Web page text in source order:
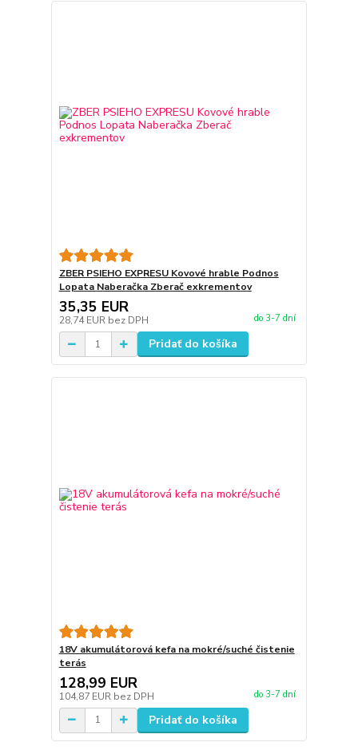
ZBER PSIEHO EXPRESU Kovové hrable Podnos
Lopata Naberačka Zberač exkrementov
35,35 EUR
28,74 EUR bez DPH do 3-7 dní
Pridať do košíka
18V akumulátorová kefa na mokré/suché čistenie
terás
128,99 EUR
104,87 EUR bez DPH do 3-7 dní
Pridať do košíka